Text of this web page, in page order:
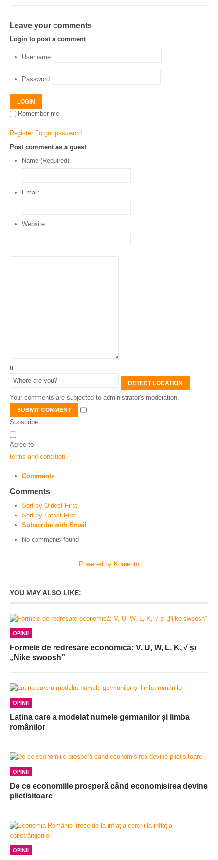
Leave your comments
Login to post a comment
Username
Password
LOGIN
Remember me
Register Forgot password
Post comment as a guest
Name (Required):
Email:
Website:
0
DETECT LOCATION
Your comments are subjected to administrator's moderation.
SUBMIT COMMENT
Subscribe
Agree to
terms and condition
Comments
Comments
Sort by Oldest First
Sort by Latest First
Subscribe with Email
No comments found
Powered by Komento
YOU MAY ALSO LIKE:
OPINII
Formele de redresare economică: V, U, W, L, K, √ și
„Nike swoosh”
OPINII
Latina care a modelat numele germanilor și limba
românilor
OPINII
De ce economiile prosperă când economisirea devine
plictisitoare
OPINII